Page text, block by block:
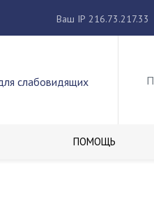
Ваш IP 216.73.217.33
слабовидящих
ПОМОЩЬ